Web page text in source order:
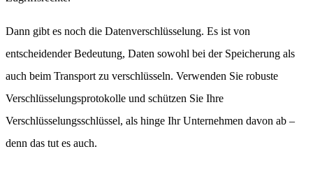
Dann gibt es noch die Datenverschlüsselung. Es ist von
entscheidender Bedeutung, Daten sowohl bei der Speicherung als
auch beim Transport zu verschlüsseln. Verwenden Sie robuste
Verschlüsselungsprotokolle und schützen Sie Ihre
Verschlüsselungsschlüssel, als hinge Ihr Unternehmen davon ab –
denn das tut es auch.